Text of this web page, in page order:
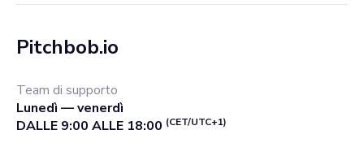
Pitchbob.io
Team di supporto
Lunedì — venerdì
DALLE 9:00 ALLE 18:00 (CET/UTC+1)